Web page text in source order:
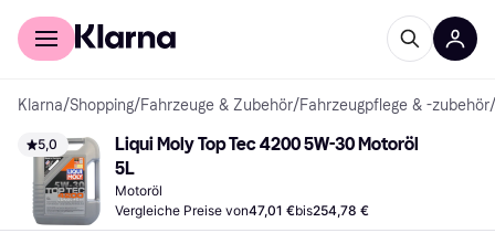
Für Shopper
Klarna/Shopping/Fahrzeuge & Zubehör/Fahrzeugpflege & -zubehör/
5,0
Liqui Moly Top Tec 4200 5W-30 Motoröl
5L
Motoröl
Vergleiche Preise von47,01 €bis254,78 €